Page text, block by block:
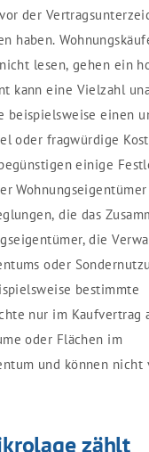
der
haben.
lesen, gehen ein
kann eine Vielzahl
beispielsweise einen
oder fragwürdige
einige
die das
die
oder
bestimmte
nur im Kaufvertrag
oder Flächen im
und können nicht
zählt